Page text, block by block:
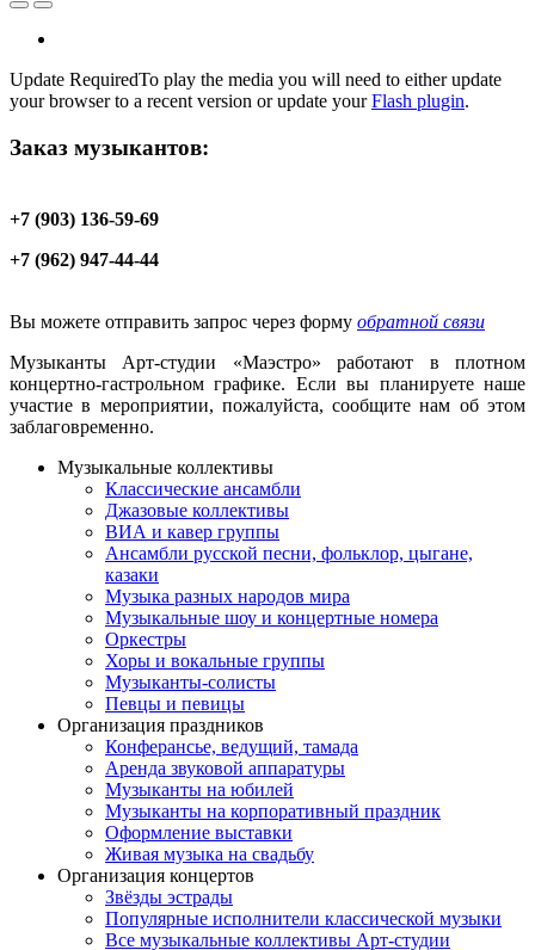
Update RequiredTo play the media you will need to either update
your browser to a recent version or update yourFlash plugin.
Заказ музыкантов:
+7 (903) 136-59-69
+7 (962) 947-44-44
Вы можете отправить запрос через форму обратной связи
Музыканты Арт-студии «Маэстро» работают в плотном
концертно-гастрольном графике. Если вы планируете наше
участие в мероприятии, пожалуйста, сообщите нам об этом
заблаговременно.
Музыкальные коллективы
Классические ансамбли
Джазовые коллективы
ВИА и кавер группы
Ансамбли русской песни, фольклор, цыгане,
казаки
Музыка разных народов мира
Музыкальные шоу и концертные номера
Оркестры
Хоры и вокальные группы
Музыканты-солисты
Певцы и певицы
Организация праздников
Конферансье, ведущий, тамада
Аренда звуковой аппаратуры
Музыканты на юбилей
Музыканты на корпоративный праздник
Оформление выставки
Живая музыка на свадьбу
Организация концертов
Звёзды эстрады
Популярные исполнители классической музыки
Все музыкальные коллективы Арт-студии